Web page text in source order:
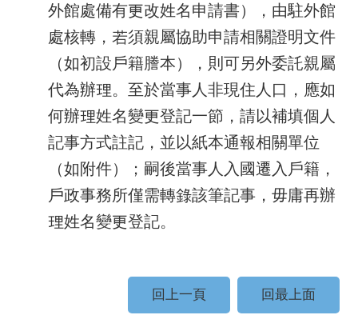
外館處備有更改姓名申請書），由駐外館
處核轉，若須親屬協助申請相關證明文件
（如初設戶籍謄本），則可另外委託親屬
代為辦理。至於當事人非現住人口，應如
何辦理姓名變更登記一節，請以補填個人
記事方式註記，並以紙本通報相關單位
（如附件）；嗣後當事人入國遷入戶籍，
戶政事務所僅需轉錄該筆記事，毋庸再辦
理姓名變更登記。
回上一頁 回最上面